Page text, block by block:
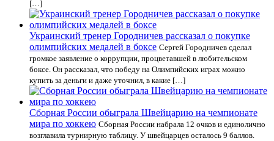
[…]
Украинский тренер Городничев рассказал о покупке
олимпийских медалей в боксе Сергей Городничев сделал
громкое заявление о коррупции, процветавшей в любительском
боксе. Он рассказал, что победу на Олимпийских играх можно
купить за деньги и даже уточнил, в какие […]
Сборная России обыграла Швейцарию на чемпионате
мира по хоккею Сборная России набрала 12 очков и единолично
возглавила турнирную таблицу. У швейцарцев осталось 9 баллов.